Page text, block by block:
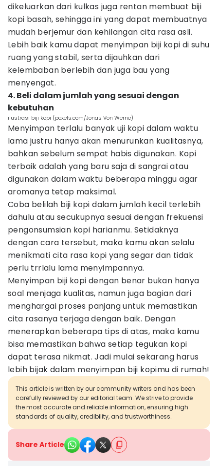
dikeluarkan dari kulkas juga rentan membuat biji
kopi basah, sehingga ini yang dapat membuatnya
mudah berjemur dan kehilangan cita rasa asli.
Lebih baik kamu dapat menyimpan biji kopi di suhu
ruang yang stabil, serta dijauhkan dari
kelembaban berlebih dan juga bau yang
menyengat.
4. Beli dalam jumlah yang sesuai dengan
kebutuhan
ilustrasi biji kopi (pexels.com/Jonas Von Werne)
Menyimpan terlalu banyak uji kopi dalam waktu
lama justru hanya akan menurunkan kualitasnya,
bahkan sebelum sempat habis digunakan. Kopi
terbaik adalah yang baru saja di sangrai atau
digunakan dalam waktu beberapa minggu agar
aromanya tetap maksimal.
Coba belilah biji kopi dalam jumlah kecil terlebih
dahulu atau secukupnya sesuai dengan frekuensi
pengonsumsian kopi harianmu. Setidaknya
dengan cara tersebut, maka kamu akan selalu
menikmati cita rasa kopi yang segar dan tidak
perlu trrlalu lama menyimpannya.
Menyimpan biji kopi dengan benar bukan hanya
soal menjaga kualitas, namun juga bagian dari
menghargai proses panjang untuk memastikan
cita rasanya terjaga dengan baik. Dengan
menerapkan beberapa tips di atas, maka kamu
bisa memastikan bahwa setiap tegukan kopi
dapat terasa nikmat. Jadi mulai sekarang harus
lebih bijak dalam menyimpan biji kopimu di rumah!
This article is written by our community writers and has been
carefully reviewed by our editorial team. We strive to provide
the most accurate and reliable information, ensuring high
standards of quality, credibility, and trustworthiness.
Share Article